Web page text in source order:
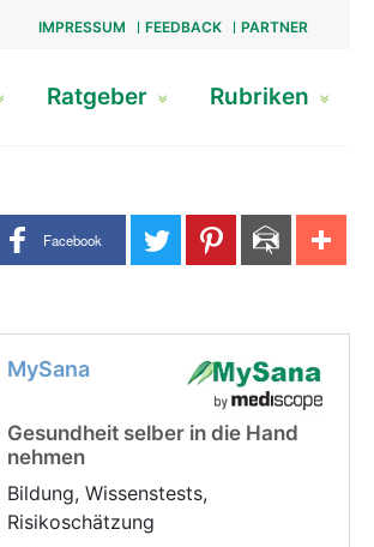
IMPRESSUM FEEDBACK PARTNER
Ratgeber Rubriken
Share buttons
Facebook
MySana
Gesundheit selber in die Hand
nehmen
Bildung, Wissenstests,
Risikoschätzung